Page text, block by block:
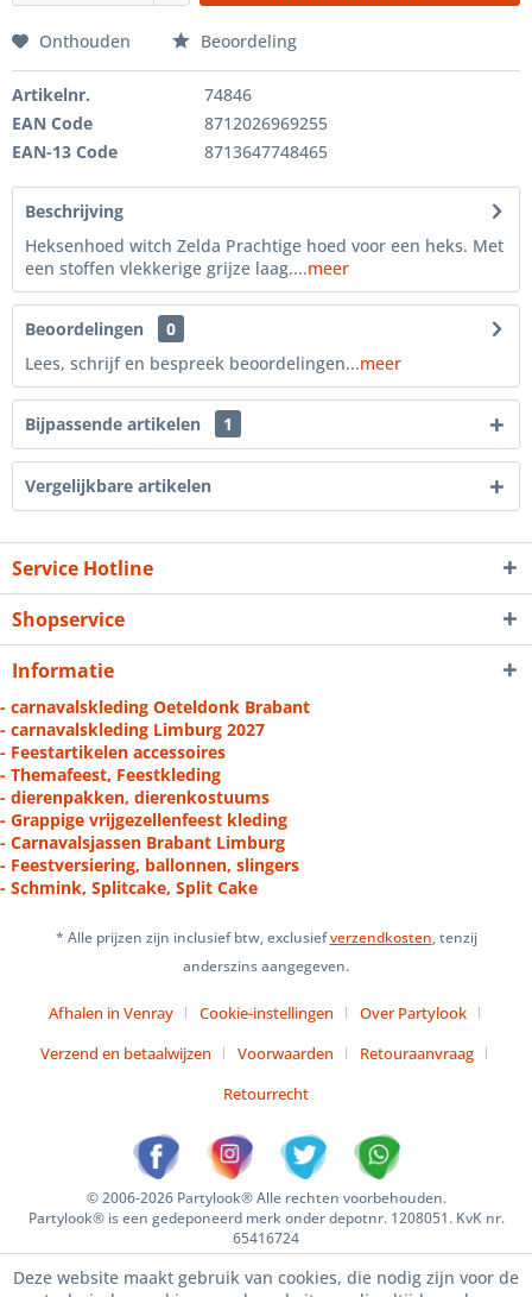
Onthouden Beoordeling
Artikelnr.
74846
EAN Code
8712026969255
EAN-13 Code
8713647748465
Beschrijving
Heksenhoed witch Zelda Prachtige hoed voor een heks. Met
een stoffen vlekkerige grijze laag....meer
Beoordelingen
0
Lees, schrijf en bespreek beoordelingen...meer
Bijpassende artikelen 1
Vergelijkbare artikelen
Service Hotline
Shopservice
Informatie
- carnavalskleding Oeteldonk Brabant
- carnavalskleding Limburg 2027
- Feestartikelen accessoires
- Themafeest, Feestkleding
- dierenpakken, dierenkostuums
- Grappige vrijgezellenfeest kleding
- Carnavalsjassen Brabant Limburg
- Feestversiering, ballonnen, slingers
- Schmink, Splitcake, Split Cake
* Alle prijzen zijn inclusief btw, exclusiefverzendkosten, tenzij
anderszins aangegeven.
Afhalen in Venray Cookie-instellingen
Over Partylook
Verzend en betaalwijzen
Voorwaarden
Retouraanvraag
Retourrecht
© 2006-2026 Partylook® Alle rechten voorbehouden.
Partylook® is een gedeponeerd merk onder depotnr. 1208051. KvK nr.
65416724
Deze website maakt gebruik van cookies, die nodig zijn voor de